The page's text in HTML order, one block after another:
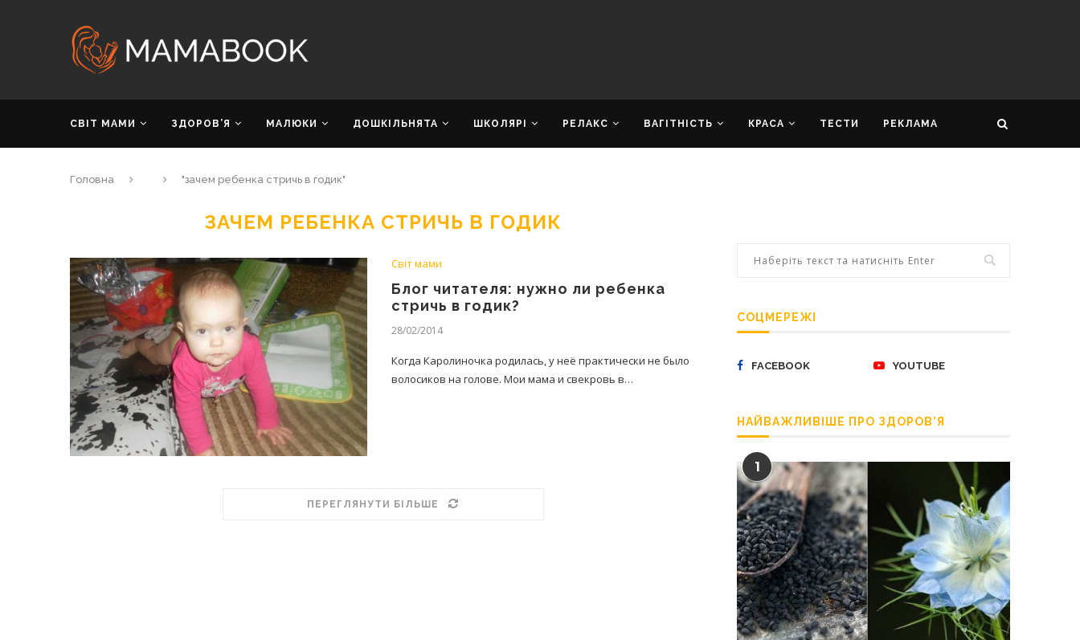
СВІТ МАМИ ЗДОРОВ’Я МАЛЮКИ ДОШКІЛЬНЯТА ШКОЛЯРІ РЕЛАКС ВАГІТНІСТЬ КРАСА ТЕСТИ РЕКЛАМА
Головна "зачем ребенка стричь в годик"
ЗАЧЕМ РЕБЕНКА СТРИЧЬ В ГОДИК
Світ мами
Блог читателя: нужно ли ребенка
стричь в годик?
28/02/2014
Когда Каролиночка родилась, у неё практически не было
волосиков на голове. Мои мама и свекровь в…
ПЕРЕГЛЯНУТИ БІЛЬШЕ
СОЦМЕРЕЖІ
FACEBOOK YOUTUBE
НАЙВАЖЛИВІШЕ ПРО ЗДОРОВ’Я
1